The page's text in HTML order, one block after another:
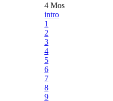
4 Mos
intro
1
2
3
4
5
6
7
8
9